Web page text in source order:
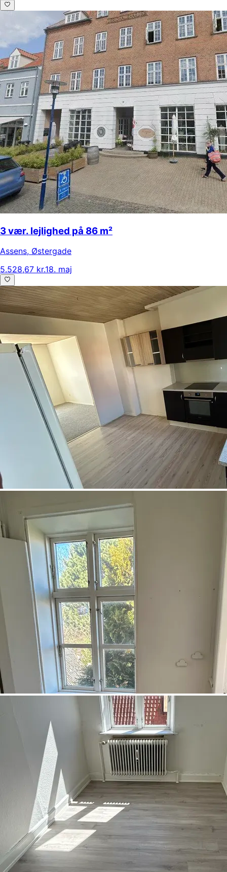
3 vær. lejlighed på 86 m²
Assens, Østergade
5.528,67 kr.18. maj